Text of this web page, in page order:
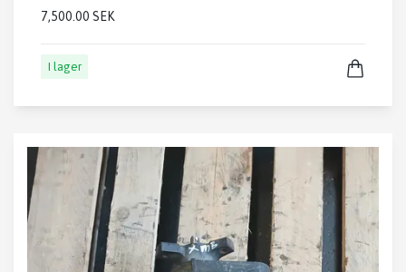
7,500.00 SEK
I lager